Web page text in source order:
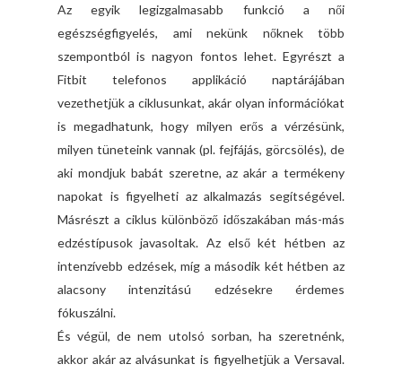
Az egyik legizgalmasabb funkció a női
egészségfigyelés, ami nekünk nőknek több
szempontból is nagyon fontos lehet. Egyrészt a
Fitbit telefonos applikáció naptárájában
vezethetjük a ciklusunkat, akár olyan információkat
is megadhatunk, hogy milyen erős a vérzésünk,
milyen tüneteink vannak (pl. fejfájás, görcsölés), de
aki mondjuk babát szeretne, az akár a termékeny
napokat is figyelheti az alkalmazás segítségével.
Másrészt a ciklus különböző időszakában más-más
edzéstípusok javasoltak. Az első két hétben az
intenzívebb edzések, míg a második két hétben az
alacsony intenzitású edzésekre érdemes
fókuszálni.
És végül, de nem utolsó sorban, ha szeretnénk,
akkor akár az alvásunkat is figyelhetjük a Versaval.